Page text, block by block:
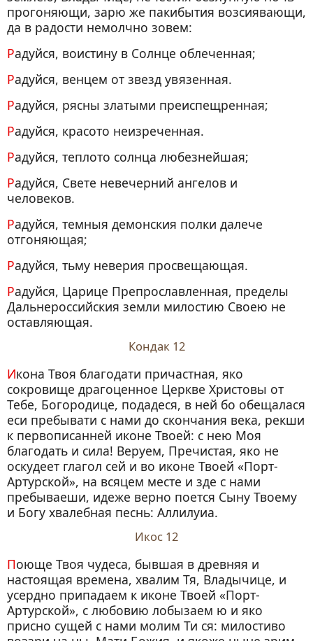
прогоняющи, зарю же пакибытия возсиявающи,
да в радости немолчно зовем:
Радуйся, воистину в Солнце облеченная;
Радуйся, венцем от звезд увязенная.
Радуйся, рясны златыми преиспещренная;
Радуйся, красото неизреченная.
Радуйся, теплото солнца любезнейшая;
Радуйся, Свете невечерний ангелов и
человеков.
Радуйся, темныя демонския полки далече
отгоняющая;
Радуйся, тьму неверия просвещающая.
Радуйся, Царице Препрославленная, пределы
Дальнероссийския земли милостию Своею не
оставляющая.
Кондак 12
Икона Твоя благодати причастная, яко
сокровище драгоценное Церкве Христовы от
Тебе, Богородице, подадеся, в ней бо обещалася
еси пребывати с нами до скончания века, рекши
к первописанней иконе Твоей: с нею Моя
благодать и сила! Веруем, Пречистая, яко не
оскудеет глагол сей и во иконе Твоей «Порт-
Артурской», на всяцем месте и зде с нами
пребываеши, идеже верно поется Сыну Твоему
и Богу хвалебная песнь: Аллилуиа.
Икос 12
Поюще Твоя чудеса, бывшая в древняя и
настоящая времена, хвалим Тя, Владычице, и
усердно припадаем к иконе Твоей «Порт-
Артурской», с любовию лобызаем ю и яко
присно сущей с нами молим Ти ся: милостиво